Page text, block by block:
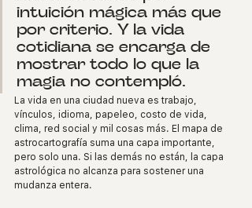
intuición mágica más que
por criterio. Y la vida
cotidiana se encarga de
mostrar todo lo que la
magia no contempló.
La vida en una ciudad nueva es trabajo,
vínculos, idioma, papeleo, costo de vida,
clima, red social y mil cosas más. El mapa de
astrocartografía suma una capa importante,
pero solo una. Si las demás no están, la capa
astrológica no alcanza para sostener una
mudanza entera.